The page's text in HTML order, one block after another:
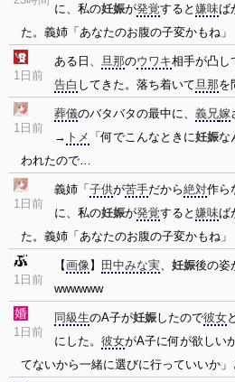
に、私の妊娠が発覚すると 嫌味ば
た。義姉「あなたのお腹の子変かもね」
1日前
ある日、 旦那のウワキ相手が凸し
告白 してきた。落ち着いて旦那を
1日前
葬儀のバタバタの最中に、 義兄嫁
→ トメ 「何でこんなときに妊娠な
われたので…
1日前
義姉「 子供が苦手だから絶対作ら
に、私の妊娠が発覚すると 嫌味ば
た。義姉「あなたのお腹の子変かもね」
1日前
【画像】 田中みな実、 妊娠後の姿
wwwwww
1日前
同級生のA子が妊娠したので彼女
にした。 彼女がA子に何が欲しい
てないから一緒に選びに行っていいか